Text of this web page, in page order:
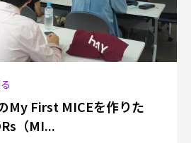
My First MICEを作りた
（MI...